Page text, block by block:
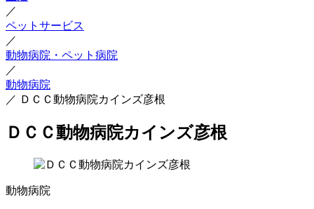
／
ペットサービス
／
動物病院・ペット病院
／
動物病院
／ ＤＣＣ動物病院カインズ彦根
ＤＣＣ動物病院カインズ彦根
動物病院